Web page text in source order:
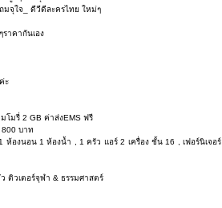
มจุใจ_ ดีวีดีละครไทย ใหม่ๆ
าคากันเอง
ะ
โมรี่ 2 GB ค่าส่งEMS ฟรี
บาท
องนอน 1 ห้องน้ำ , 1 ครัว แอร์ 2 เครื่อง ชั้น 16 , เฟอร์นิเจอร์
ติวเตอร์จุฬา & ธรรมศาสตร์